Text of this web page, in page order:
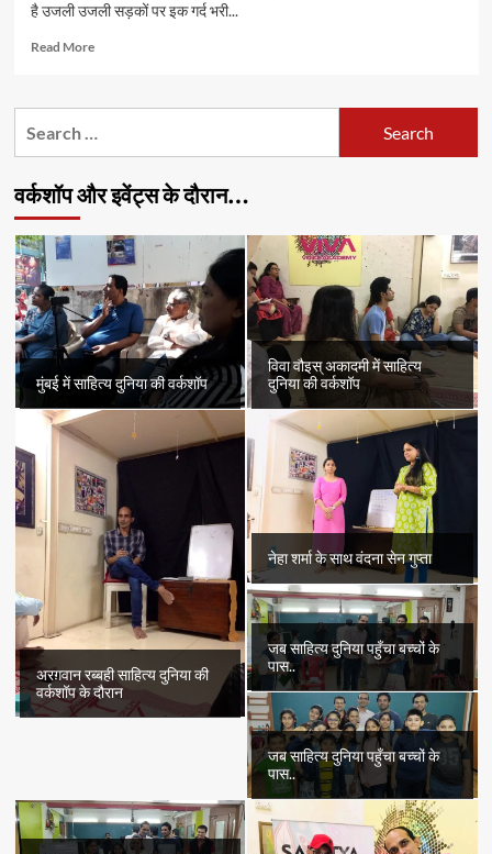
है उजली उजली सड़कों पर इक गर्द भरी...
Read MoreRead
दो
मजीद
अमजद
और
अख़्तर-
उल-
ईमान
वर्कशॉप और इवेंट्स के दौरान…
मुंबई में साहित्य दुनिया की वर्कशॉप
विवा वौइस् अकादमी में साहित्य
दुनिया की वर्कशॉप
अरग़वान रब्बही साहित्य दुनिया की
वर्कशॉप के दौरान
नेहा शर्मा के साथ वंदना सेन गुप्ता
जब साहित्य दुनिया पहुँचा बच्चों के
पास..
जब साहित्य दुनिया पहुँचा बच्चों के
पास..